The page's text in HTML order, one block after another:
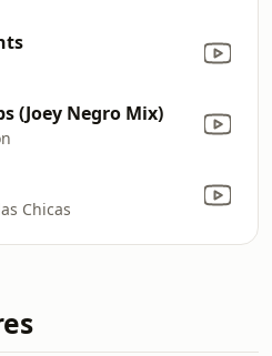
(Joey Negro Mix)
Chicas